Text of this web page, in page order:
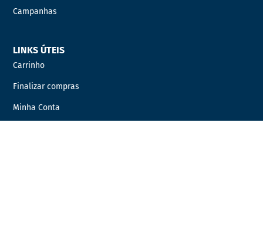
Campanhas
LINKS ÚTEIS
Carrinho
Finalizar compras
Minha Conta